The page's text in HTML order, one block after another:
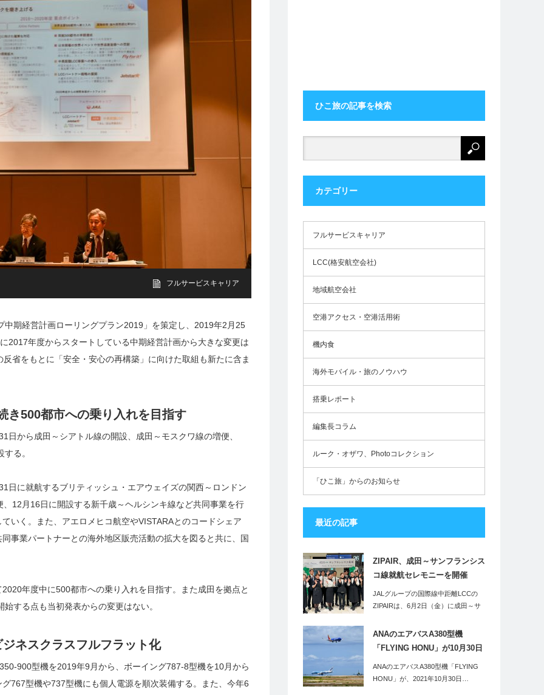
フルサービスキャリア
期経営計画ローリングプラン2019」を策定し、2019年2月25
2017年度からスタートしている中期経営計画から大きな変更は
省をもとに「安全・安心の再構築」に向けた取組も新たに含ま
き500都市への乗り入れを目指す
から成田～シアトル線の開設、成田～モスクワ線の増便、
る。
日に就航するブリティッシュ・エアウェイズの関西～ロンドン
12月16日に開設する新千歳～ヘルシンキ線など共同事業を行
いく。また、アエロメヒコ航空やVISTARAとのコードシェア
事業パートナーとの海外地区販売活動の拡大を図ると共に、国
年度中に500都市への乗り入れを目指す。また成田を拠点と
する点も当初発表からの変更はない。
ネスクラスフルフラット化
900型機を2019年9月から、ボーイング787-8型機を10月から
767型機や737型機にも個人電源を順次装備する。また、今年6
ひこ旅の記事を検索
カテゴリー
フルサービスキャリア
LCC(格安航空会社)
地域航空会社
空港アクセス・空港活用術
機内食
海外モバイル・旅のノウハウ
搭乗レポート
編集長コラム
ルーク・オザワ、Photoコレクション
「ひこ旅」からのお知らせ
最近の記事
ZIPAIR、成田～サンフランシス
コ線就航セレモニーを開催
（2023年6月2日）
JALグループの国際線中距離LCCの
ZIPAIRは、6月2日（金）に成田～サ
ANAのエアバスA380型機
「FLYING HONU」が10月30日
（土）に下地島（みやこ下地島
空港ターミナル）へ。同便利用
ANAのエアバスA380型機「FLYING
HONU」が、2021年10月30日…